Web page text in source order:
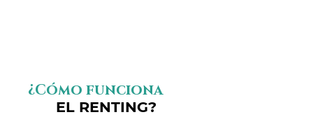
¿Cómo funciona
EL RENTING?